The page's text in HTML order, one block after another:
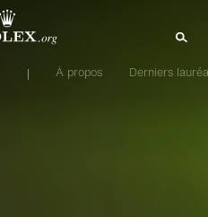
À propos Derniers